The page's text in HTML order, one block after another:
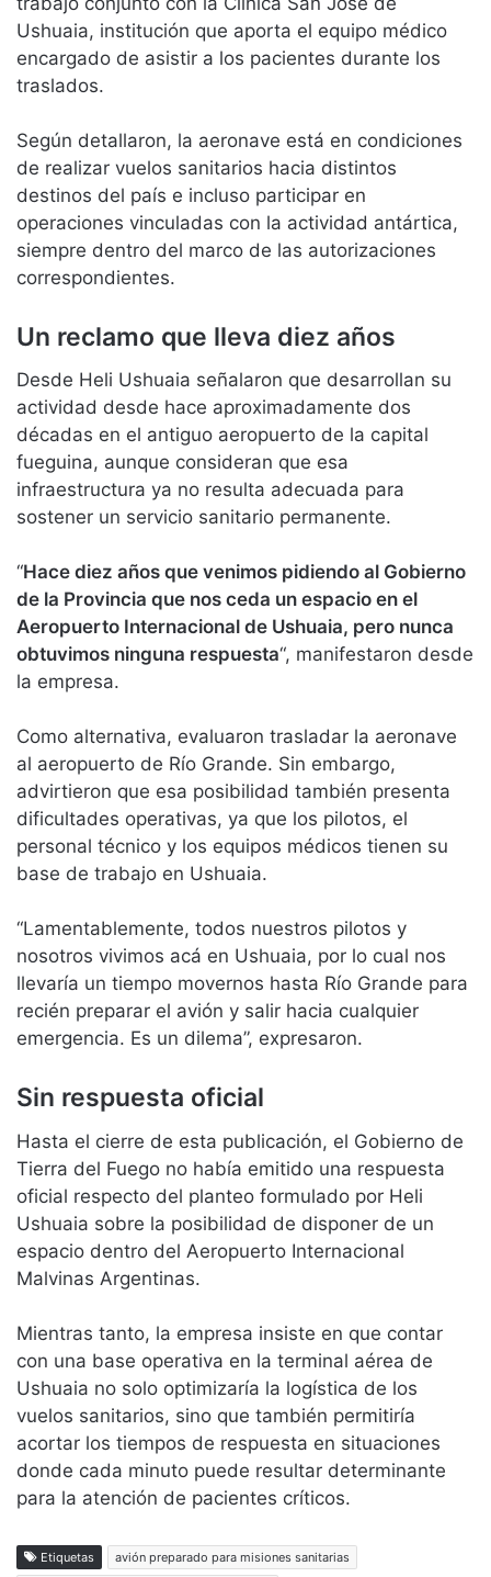
Ushuaia, institución que aporta el equipo médico
encargado de asistir a los pacientes durante los
traslados.
Según detallaron, la aeronave está en condiciones
de realizar vuelos sanitarios hacia distintos
destinos del país e incluso participar en
operaciones vinculadas con la actividad antártica,
siempre dentro del marco de las autorizaciones
correspondientes.
Un reclamo que lleva diez años
Desde Heli Ushuaia señalaron que desarrollan su
actividad desde hace aproximadamente dos
décadas en el antiguo aeropuerto de la capital
fueguina, aunque consideran que esa
infraestructura ya no resulta adecuada para
sostener un servicio sanitario permanente.
“Hace diez años que venimos pidiendo al Gobierno
de la Provincia que nos ceda un espacio en el
Aeropuerto Internacional de Ushuaia, pero nunca
obtuvimos ninguna respuesta“, manifestaron desde
la empresa.
Como alternativa, evaluaron trasladar la aeronave
al aeropuerto de Río Grande. Sin embargo,
advirtieron que esa posibilidad también presenta
dificultades operativas, ya que los pilotos, el
personal técnico y los equipos médicos tienen su
base de trabajo en Ushuaia.
“Lamentablemente, todos nuestros pilotos y
nosotros vivimos acá en Ushuaia, por lo cual nos
llevaría un tiempo movernos hasta Río Grande para
recién preparar el avión y salir hacia cualquier
emergencia. Es un dilema”, expresaron.
Sin respuesta oficial
Hasta el cierre de esta publicación, el Gobierno de
Tierra del Fuego no había emitido una respuesta
oficial respecto del planteo formulado por Heli
Ushuaia sobre la posibilidad de disponer de un
espacio dentro del Aeropuerto Internacional
Malvinas Argentinas.
Mientras tanto, la empresa insiste en que contar
con una base operativa en la terminal aérea de
Ushuaia no solo optimizaría la logística de los
vuelos sanitarios, sino que también permitiría
acortar los tiempos de respuesta en situaciones
donde cada minuto puede resultar determinante
para la atención de pacientes críticos.
Etiquetas
avión preparado para misiones sanitarias